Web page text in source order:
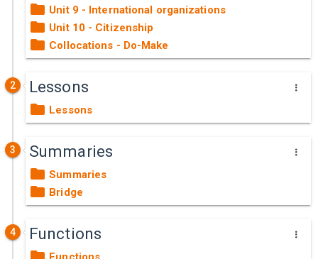
Unit 9 - International organizations
Unit 10 - Citizenship
Collocations - Do-Make
2 Lessons
Lessons
3 Summaries
Summaries
Bridge
4 Functions